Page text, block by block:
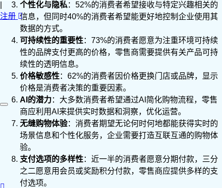
注册
个性化与隐私：52%的消费者希望接收与特定兴趣相关的
信息，但同时40%的消费者希望能更好地控制企业使用其
数据的方式。
可持续性的重要性：73%的消费者愿意为注重环境可持续
性的品牌支付更高的价格，零售商需要提供有关产品可持
续性的透明信息。
价格敏感性：62%的消费者因价格更换门店或品牌，显示
价格是消费者决策的重要因素。
AI的潜力：大多数消费者希望通过AI简化购物流程，零售
商应利用AI来提供实时数据和洞察，优化运营。
无缝购物体验：消费者期望无论何时何地都能获得实时的
场景信息和个性化服务，企业需要打造互联互通的购物体
验。
支付选项的多样性：近一半的消费者愿意分期付款，三分
之二愿意用会员或奖励积分付款，零售商应提供多样的支
付选项。